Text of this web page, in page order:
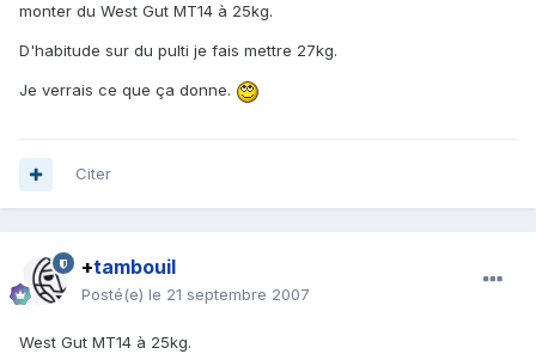
monter du West Gut MT14 à 25kg.
D'habitude sur du pulti je fais mettre 27kg.
Je verrais ce que ça donne.
Citer
+tambouil
Posté(e) le 21 septembre 2007
West Gut MT14 à 25kg.